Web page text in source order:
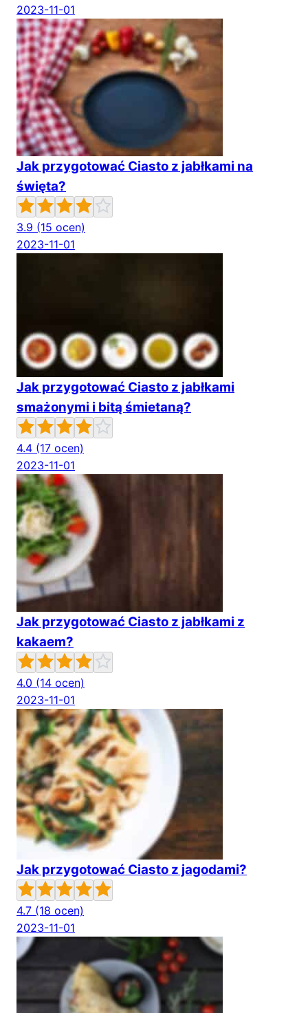
2023-11-01
Jak przygotować Ciasto z jabłkami na
święta?
3.9 (15 ocen)
2023-11-01
Jak przygotować Ciasto z jabłkami
smażonymi i bitą śmietaną?
4.4 (17 ocen)
2023-11-01
Jak przygotować Ciasto z jabłkami z
kakaem?
4.0 (14 ocen)
2023-11-01
Jak przygotować Ciasto z jagodami?
4.7 (18 ocen)
2023-11-01